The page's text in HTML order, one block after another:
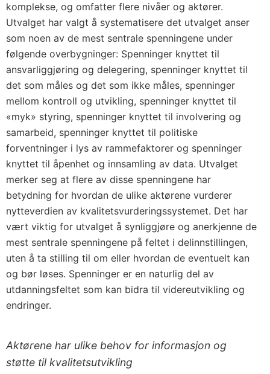
komplekse, og omfatter flere nivåer og aktører.
Utvalget har valgt å systematisere det utvalget anser
som noen av de mest sentrale spenningene under
følgende overbygninger: Spenninger knyttet til
ansvarliggjøring og delegering, spenninger knyttet til
det som måles og det som ikke måles, spenninger
mellom kontroll og utvikling, spenninger knyttet til
«myk» styring, spenninger knyttet til involvering og
samarbeid, spenninger knyttet til politiske
forventninger i lys av rammefaktorer og spenninger
knyttet til åpenhet og innsamling av data. Utvalget
merker seg at flere av disse spenningene har
betydning for hvordan de ulike aktørene vurderer
nytteverdien av kvalitetsvurderingssystemet. Det har
vært viktig for utvalget å synliggjøre og anerkjenne de
mest sentrale spenningene på feltet i delinnstillingen,
uten å ta stilling til om eller hvordan de eventuelt kan
og bør løses. Spenninger er en naturlig del av
utdanningsfeltet som kan bidra til videreutvikling og
endringer.
Aktørene har ulike behov for informasjon og
støtte til kvalitetsutvikling